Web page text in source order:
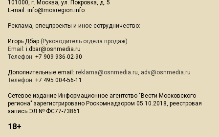
101000, г. Москва, ул. Покровка, д. 5
E-mail: info@mosregion.info
Реклама, спецпроекты и иное сотрудничество:
Игорь Дбар (Руководитель отдела продаж)
Email: i.dbar@osnmedia.ru
Телефон: +7 909 936-02-90
Дополнительные email: reklama@osnmedia.ru, adv@osnmedia.ru
Телефон: +7 495 004-56-11
Сетевое издание Информационное агентство "Вести Московского
региона" зарегистрировано Роскомнадзором 05.10.2018, реестровая
запись ЭЛ № ФС77-73861.
18+